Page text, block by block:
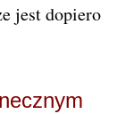
jest dopiero